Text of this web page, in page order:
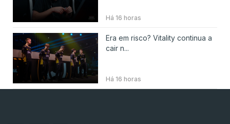
Há 16 horas
Era em risco? Vitality continua a
cair n...
Há 16 horas